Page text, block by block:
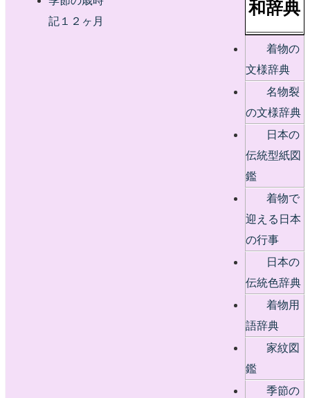
和辞典
着物の
文様辞典
名物裂
の文様辞典
日本の
伝統型紙図
鑑
着物で
迎える日本
の行事
日本の
伝統色辞典
着物用
語辞典
家紋図
鑑
季節の
記１２ヶ月